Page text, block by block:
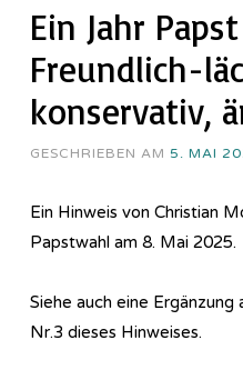
Ein Jahr
Freundlich-
konservativ,
GESCHRIEBEN AM 5. MAI
Ein Hinweis von Christian
Papstwahl am 8. Mai 2025.
Siehe auch eine
Nr.3 dieses Hinweises.